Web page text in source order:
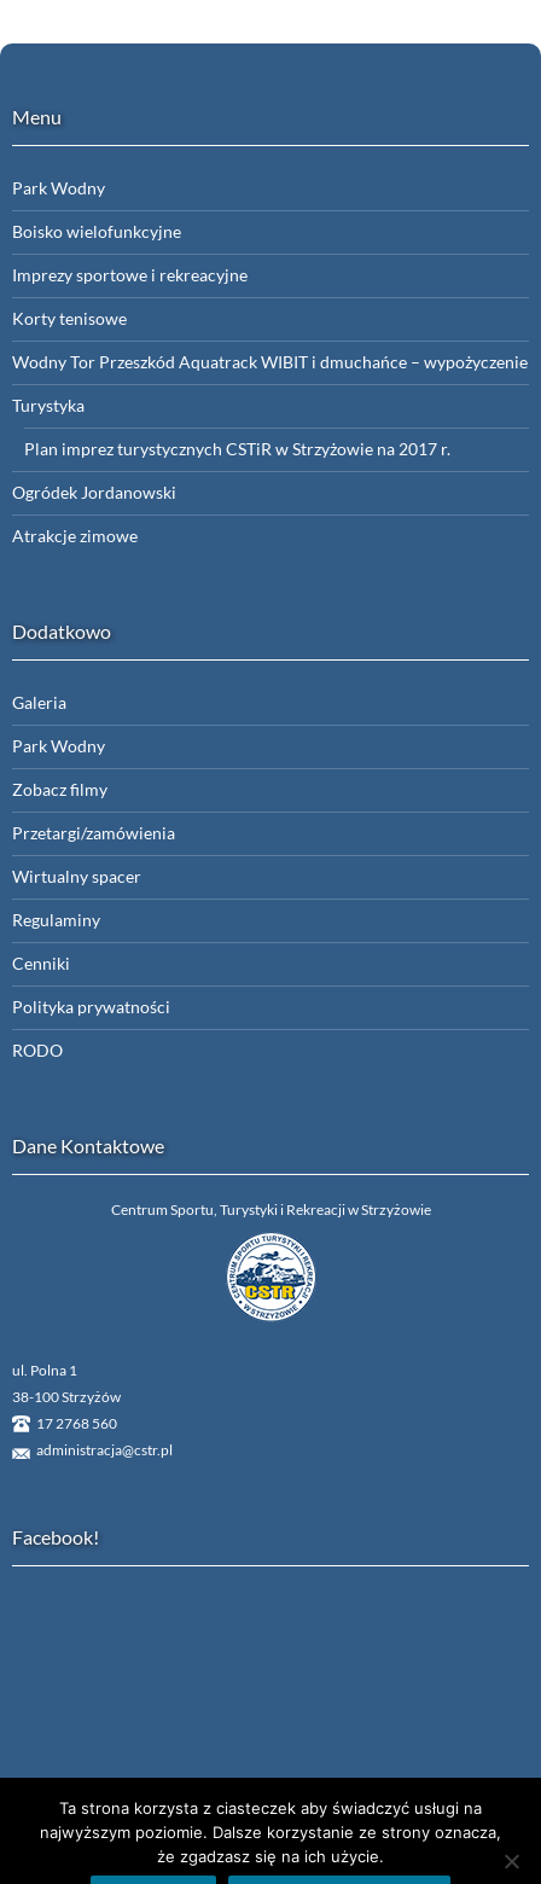
Menu
Park Wodny
Boisko wielofunkcyjne
Imprezy sportowe i rekreacyjne
Korty tenisowe
Wodny Tor Przeszkód Aquatrack WIBIT i dmuchańce – wypożyczenie
Turystyka
Plan imprez turystycznych CSTiR w Strzyżowie na 2017 r.
Ogródek Jordanowski
Atrakcje zimowe
Dodatkowo
Galeria
Park Wodny
Zobacz filmy
Przetargi/zamówienia
Wirtualny spacer
Regulaminy
Cenniki
Polityka prywatności
RODO
Dane Kontaktowe
Centrum Sportu, Turystyki i Rekreacji w Strzyżowie
ul. Polna 1
38-100 Strzyżów
17 2768 560
administracja@cstr.pl
Facebook!
Ta strona korzysta z ciasteczek aby świadczyć usługi na
najwyższym poziomie. Dalsze korzystanie ze strony oznacza,
że zgadzasz się na ich użycie.